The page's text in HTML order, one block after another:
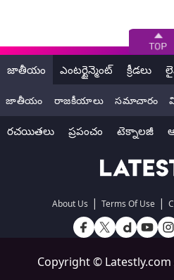
జాతీయం ఎంటర్టైన్మెంట్ క్రీడలు
జాతీయం రాజకీయాలు సమాచారం
రచయితలు ప్రపంచం టెక్నాలజీ
About Us | Terms Of Use |
Copyright © Latestly.com